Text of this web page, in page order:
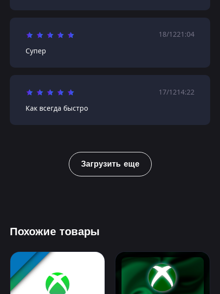
18/1221:04
Супер
17/1214:22
Как всегда быстро
Загрузить еще
Похожие товары